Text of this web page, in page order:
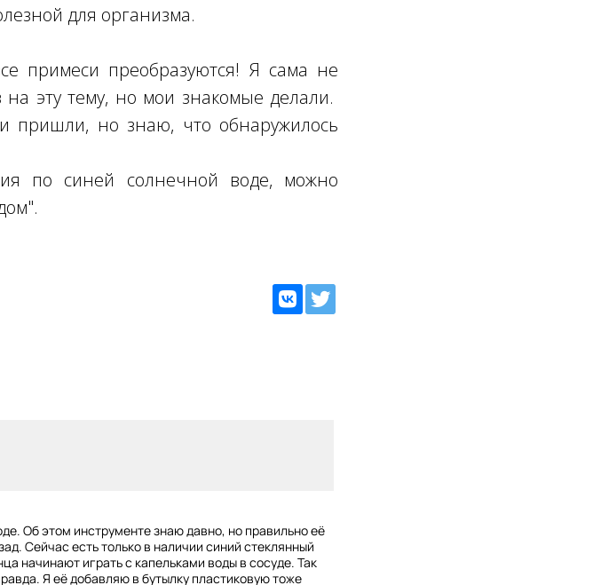
для организма.
примеси преобразуются! Я сама не
эту тему, но мои знакомые делали.
пришли, но знаю, что обнаружилось
по синей солнечной воде, можно
Об этом инструменте знаю давно, но правильно её
Сейчас есть только в наличии синий стеклянный
начинают играть с капельками воды в сосуде. Так
Я её добавляю в бутылку пластиковую тоже